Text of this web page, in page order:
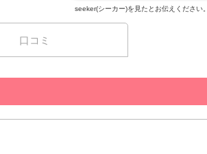
seeker(シーカー)を見たとお伝えください。
口コミ